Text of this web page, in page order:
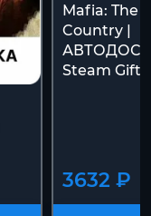
Mafia: The
Country |
Steam Gift]
3632 ₽